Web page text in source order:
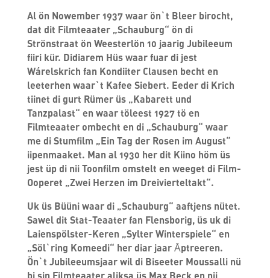
Al ön Nowember 1937 waar ön`t Bleer birocht,
dat dit Filmteaater „Schauburg“ ön di
Strönstraat ön Weesterlön 10 jaarig Jubileeum
fiiri kür. Didiarem Hüs waar fuar di jest
Wárelskrich fan Kondiiter Clausen becht en
leeterhen waar`t Kafee Siebert. Eeder di Krich
tiinet di gurt Rümer üs „Kabarett und
Tanzpalast“ en waar töleest 1927 tö en
Filmteaater ombecht en di „Schauburg“ waar
me di Stumfilm „Ein Tag der Rosen im August“
iipenmaaket. Man al 1930 her dit Kiino höm üs
jest üp di nii Toonfilm omstelt en weeget di Film-
Ooperet „Zwei Herzen im Dreivierteltakt“.
Uk üs Büüni waar di „Schauburg“ aaftjens nütet.
Sawel dit Stat-Teaater fan Flensborig, üs uk di
Laienspölster-Keren „Sylter Winterspiele“ en
„Söl`ring Komeedi“ her diar jaar Āptreeren.
Ön`t Jubileeumsjaar wil di Biseeter Moussalli nü
bi sin Filmteaater aliksa üs Max Beck en nii